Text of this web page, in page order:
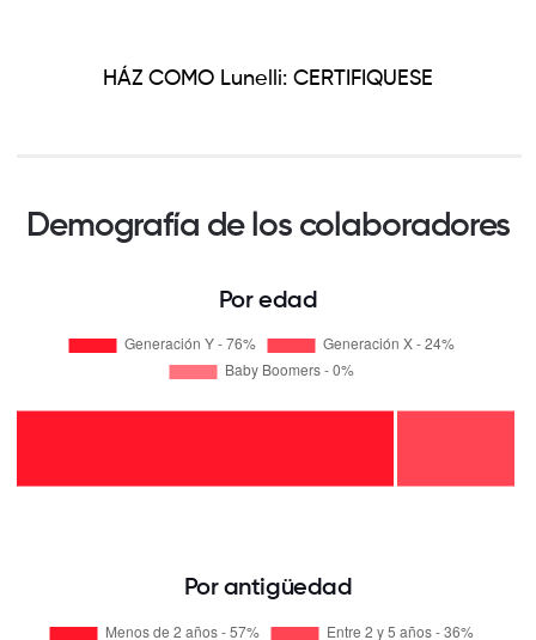
HÁZ COMO Lunelli: CERTIFIQUESE
Demografía de los colaboradores
Por edad
Por antigüedad